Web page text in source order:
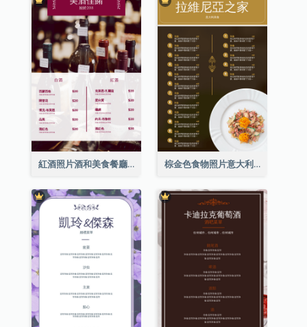
紅酒照片酒和美食餐廳菜單 棕金色食物照片意大利食物菜單